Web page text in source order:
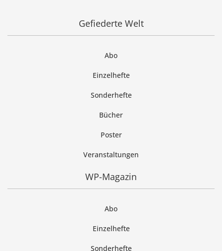
Gefiederte Welt
Abo
Einzelhefte
Sonderhefte
Bücher
Poster
Veranstaltungen
WP-Magazin
Abo
Einzelhefte
Sonderhefte